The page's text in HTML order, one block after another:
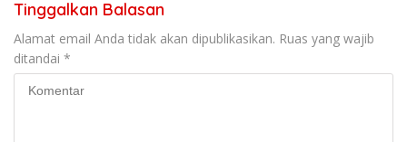
Tinggalkan Balasan
Alamat email Anda tidak akan dipublikasikan. Ruas yang wajib
ditandai *